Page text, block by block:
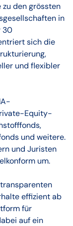
den grössten
in
30
sich die
und flexibler
Equity-
und weitere.
und Juristen
um.
effizient ab
für
auf ein